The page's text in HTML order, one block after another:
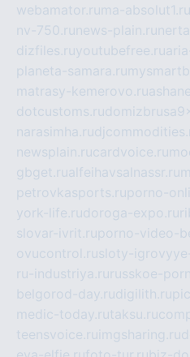
webamator.ru ma-absolut1.ru
nv-750.ru news-plain.ru
dizfiles.ruyoutubefree.ru
planeta-samara.ru
matrasy-kemerovo.ru
dotcustoms.ru
narasimha.ru
newsplain.rucardvoice.ru
gbget.rualfeihavsalnassr.ru
petrovkasports.ruporno-
york-life.rudoroga-expo.ru
slovar-ivrit.ruporno-video-
ovucontrol.rusloty-
ru-industriya.ru russkoe-
belgorod-day.rudigilith.ru
medic-today.rutaksu.ru
teensvoice.ru imgsharing.ru